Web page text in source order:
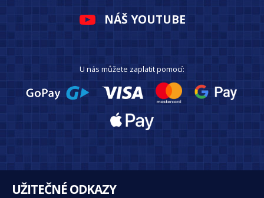
NÁŠ YOUTUBE
U nás můžete zaplatit pomocí:
UŽITEČNÉ ODKAZY